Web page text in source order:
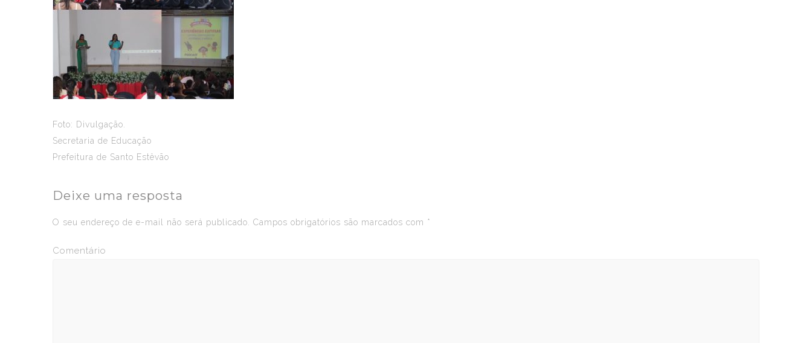
Foto: Divulgação.
Secretaria de Educação
Prefeitura de Santo Estêvão
Deixe uma resposta
O seu endereço de e-mail não será publicado. Campos obrigatórios são marcados com *
Comentário